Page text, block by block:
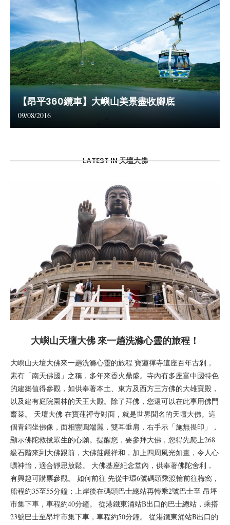
【昂平360纜車】大嶼山美景盡收腳底
09/08/2016
LATEST IN 天壇大佛
大嶼山天壇大佛 來一趟洗滌心靈的旅程！
大嶼山天壇大佛來一趟洗滌心靈的旅程 寶蓮禪寺這座百年古剎，
素有「南天佛國」之稱，多年來香火鼎盛。寺內有多座富中國特色
的建築值得參觀，如供奉著本土、東方及西方三方佛的大雄寶殿，
以及建有庭院園林的天王大殿。除了拜佛，您還可以在此享用佛門
齋菜。 天壇大佛 在寶蓮禪寺對面，就是世界聞名的天壇大佛。這
個青銅坐佛像，面相豐圓端麗，雙耳垂肩，右手示「施無畏印」，
顯示佛陀救拔眾生的心願。提醒您，要參拜大佛，您得先爬上268
級石階來到大佛跟前，大佛莊嚴祥和，加上四周風光如畫，令人心
曠神怡，適合靜思放鬆。 大佛基座紀念堂內，供奉著佛陀舍利，
有興趣可購票參觀。 如何前往 先從中環6號碼頭乘渡輪前往梅窩，
船程約35至55分鐘；上岸後在碼頭巴士總站再轉乘2號巴士至 昂坪
市集下車，車程約40分鐘。 從港鐵東涌站B出口的巴士總站，乘搭
23號巴士至昂坪市集下車，車程約50分鐘。 從港鐵東涌站B出口的